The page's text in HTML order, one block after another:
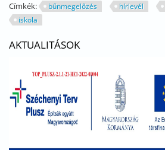
Címkék:
bűnmegelőzés hírlevél
iskola
AKTUALITÁSOK